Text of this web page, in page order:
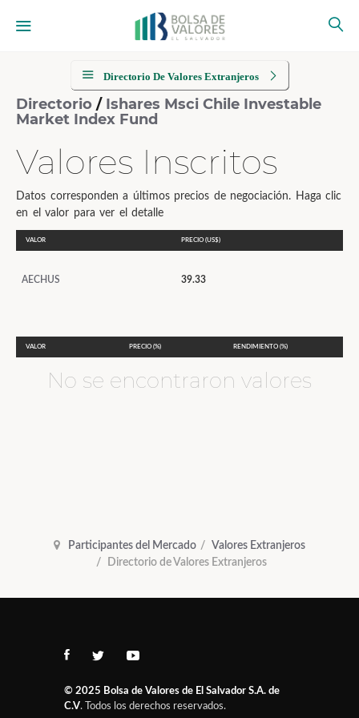
Directorio De Valores Extranjeros
Directorio / Ishares Msci Chile Investable
Market Index Fund
Valores Inscritos
Datos corresponden a últimos precios de negociación. Haga clic
en el valor para ver el detalle
VALOR PRECIO (US$)
AECHUS 39.33
VALOR PRECIO (%) RENDIMIENTO (%)
No se encontraron valores
Participantes del Mercado
Valores Extranjeros
Directorio de Valores Extranjeros
© 2025 Bolsa de Valores de El Salvador S.A. de
C.V. Todos los derechos reservados.